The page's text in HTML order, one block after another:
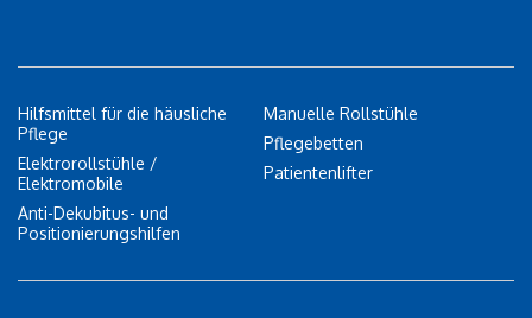
Hilfsmittel für die häusliche
Pflege
Elektrorollstühle /
Elektromobile
Anti-Dekubitus- und
Positionierungshilfen
Manuelle Rollstühle
Pflegebetten
Patientenlifter